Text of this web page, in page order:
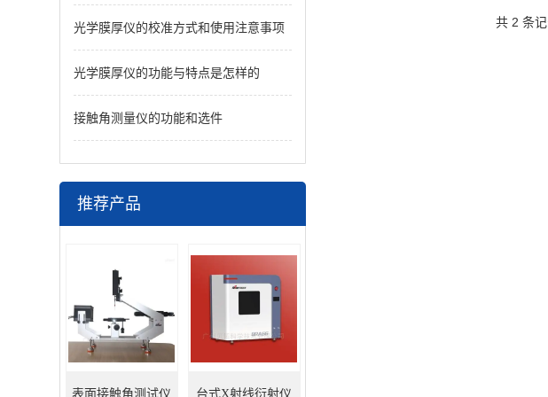
光学膜厚仪的校准方式和使用注意事项
光学膜厚仪的功能与特点是怎样的
接触角测量仪的功能和选件
推荐产品
表面接触角测试仪 台式X射线衍射仪
共 2 条